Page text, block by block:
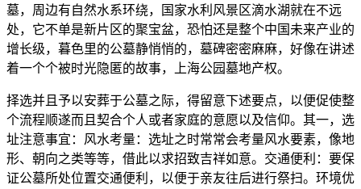
墓，周边有自然水系环绕，国家水利风景区滴水湖就在不远
处，它不单是新片区的聚宝盆，恐怕还是整个中国未来产业的
增长级，暮色里的公墓静悄悄的，墓碑密密麻麻，好像在讲述
着一个个被时光隐匿的故事，上海公园墓地产权。
择选并且予以安葬于公墓之际，得留意下述要点，以便促使整
个流程顺遂而且契合个人或者家庭的意愿以及信仰。其一，选
址注意事宜：风水考量：选址之时常常会考量风水要素，像地
形、朝向之类等等，借此以求招致吉祥如意。交通便利：要保
证公墓所处位置交通便利，以便于亲友往后进行祭扫。环境优